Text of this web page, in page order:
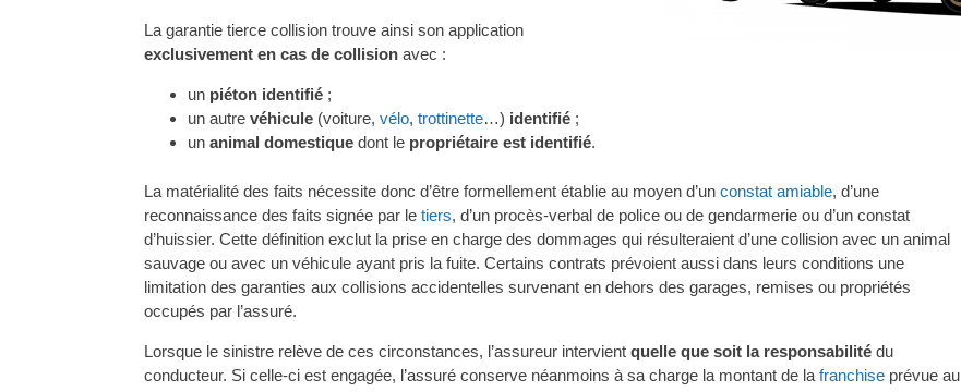
La garantie tierce collision trouve ainsi son application
exclusivement en cas de collision avec :
un piéton identifié ;
un autre véhicule (voiture, vélo, trottinette…) identifié ;
un animal domestique dont le propriétaire est identifié.
La matérialité des faits nécessite donc d’être formellement établie au moyen d’un constat amiable, d’une
reconnaissance des faits signée par le tiers, d’un procès-verbal de police ou de gendarmerie ou d’un constat
d’huissier. Cette définition exclut la prise en charge des dommages qui résulteraient d’une collision avec un animal
sauvage ou avec un véhicule ayant pris la fuite. Certains contrats prévoient aussi dans leurs conditions une
limitation des garanties aux collisions accidentelles survenant en dehors des garages, remises ou propriétés
occupés par l’assuré.
Lorsque le sinistre relève de ces circonstances, l’assureur intervient quelle que soit la responsabilité du
conducteur. Si celle-ci est engagée, l’assuré conserve néanmoins à sa charge la montant de la franchise prévue au